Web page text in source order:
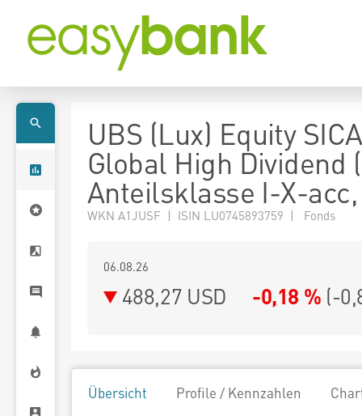
UBS (Lux) Equity
Global High Dividend
Anteilsklasse I-X-
WKN A1JUSF | ISIN LU0745893759 | Fonds
06.08.26
488,27 USD -0,18 % (-
Übersicht Profile / Kennzahlen